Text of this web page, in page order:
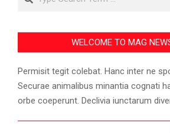
WELCOME TO MAG
Permisit tegit colebat. Hanc inter ne
Securae animalibus minantia cognati
orbe coeperunt. Declivia iunctarum